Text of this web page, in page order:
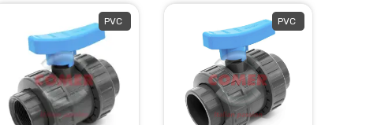
PVC PVC